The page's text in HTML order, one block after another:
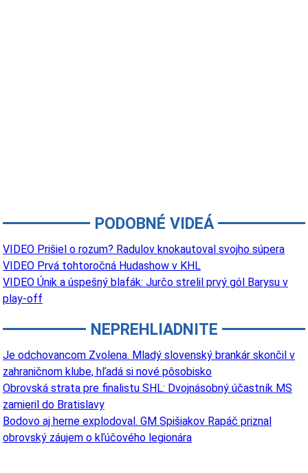
PODOBNÉ VIDEÁ
VIDEO Prišiel o rozum? Radulov knokautoval svojho súpera
VIDEO Prvá tohtoročná Hudashow v KHL
VIDEO Únik a úspešný blafák: Jurčo strelil prvý gól Barysu v
play-off
NEPREHLIADNITE
Je odchovancom Zvolena. Mladý slovenský brankár skončil v
zahraničnom klube, hľadá si nové pôsobisko
Obrovská strata pre finalistu SHL: Dvojnásobný účastník MS
zamieril do Bratislavy
Bodovo aj herne explodoval. GM Spišiakov Rapáč priznal
obrovský záujem o kľúčového legionára